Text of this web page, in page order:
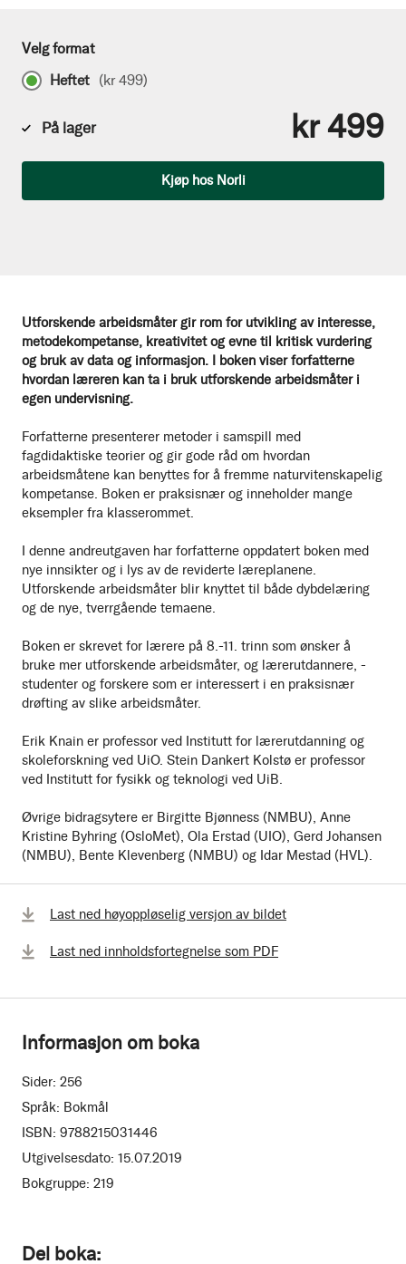
Utforskende arbeidsmåter gir rom for utvikling av interesse,
metodekompetanse, kreativitet og evne til kritisk vurdering
og bruk av data og informasjon. I boken viser forfatterne
hvordan læreren kan ta i bruk utforskende arbeidsmåter i
egen undervisning.
Forfatterne presenterer metoder i samspill med
fagdidaktiske teorier og gir gode råd om hvordan
arbeidsmåtene kan benyttes for å fremme naturvitenskapelig
kompetanse. Boken er praksisnær og inneholder mange
eksempler fra klasserommet.
I denne andreutgaven har forfatterne oppdatert boken med
nye innsikter og i lys av de reviderte læreplanene.
Utforskende arbeidsmåter blir knyttet til både dybdelæring
og de nye, tverrgående temaene.
Boken er skrevet for lærere på 8.-11. trinn som ønsker å
bruke mer utforskende arbeidsmåter, og lærerutdannere, -
studenter og forskere som er interessert i en praksisnær
drøfting av slike arbeidsmåter.
Erik Knain er professor ved Institutt for lærerutdanning og
skoleforskning ved UiO. Stein Dankert Kolstø er professor
ved Institutt for fysikk og teknologi ved UiB.
Øvrige bidragsytere er Birgitte Bjønness (NMBU), Anne
Kristine Byhring (OsloMet), Ola Erstad (UIO), Gerd Johansen
(NMBU), Bente Klevenberg (NMBU) og Idar Mestad (HVL).
Del boka:
Velg format
Heftet (kr 499)
På lager kr 499
Kjøp hos Norli
Last ned høyoppløselig versjon av bildet
Last ned innholdsfortegnelse som PDF
Informasjon om boka
Sider: 256
Språk: Bokmål
ISBN: 9788215031446
Utgivelsesdato: 15.07.2019
Bokgruppe: 219